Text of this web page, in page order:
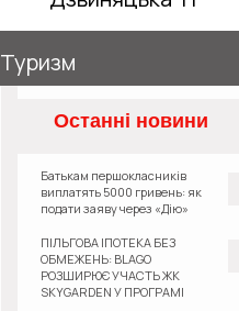
Туризм
Останні новини
Батькам першокласників
виплатять 5000 гривень: як
подати заяву через «Дію»
ПІЛЬГОВА ІПОТЕКА БЕЗ
ОБМЕЖЕНЬ: BLAGO
РОЗШИРЮЄ УЧАСТЬ ЖК
SKYGARDEN У ПРОГРАМІ